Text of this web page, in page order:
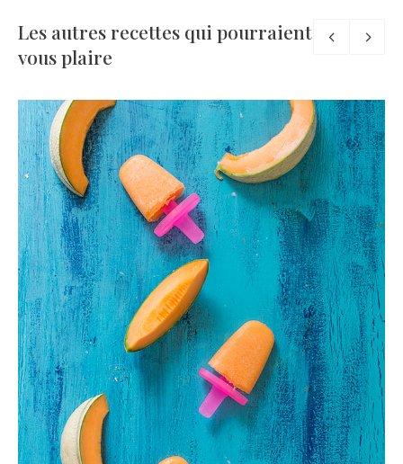
Les autres recettes qui pourraient
vous plaire